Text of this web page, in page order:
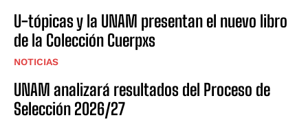
U-tópicas y la UNAM presentan el nuevo libro
de la Colección Cuerpxs
NOTICIAS
UNAM analizará resultados del Proceso de
Selección 2026/27